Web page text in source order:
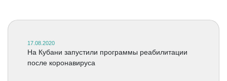
17.08.2020
На Кубани запустили программы реабилитации
после коронавируса